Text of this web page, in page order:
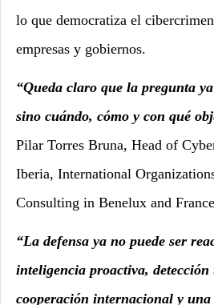
lo que democratiza el
empresas y gobiernos.
“Queda claro que la pregunta
sino cuándo, cómo y con qué
Pilar Torres Bruna, Head of
Iberia, International
Consulting in Benelux and
“La defensa ya no puede ser
inteligencia proactiva, detección
cooperación internacional y